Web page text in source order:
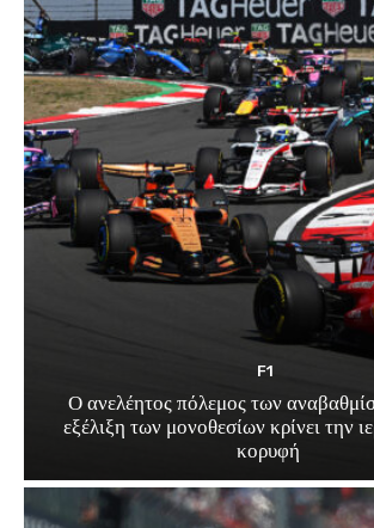
F1
Ο ανελέητος πόλεμος των
εξέλιξη των μονοθεσίων κρίνει την
κορυφή